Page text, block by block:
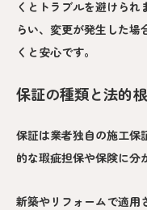
くとトラブルを避けられ
らい、変更が発生した
くと安心です。
保証の種類と法的
保証は業者独自の施工保
的な瑕疵担保や保険に分
新築やリフォームで適用